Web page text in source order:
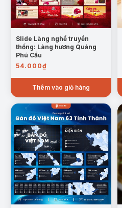
Slide Làng nghề truyền
thống: Làng hương Quảng
Phú Cầu
54.000₫
Thêm vào giỏ hàng